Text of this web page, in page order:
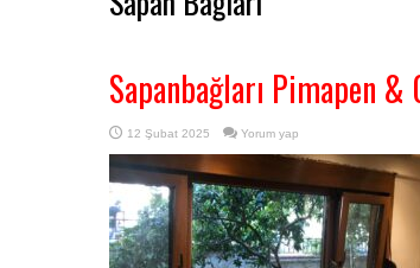
Sapanbağları Pimapen
12 Şubat 2025 Yorum yap